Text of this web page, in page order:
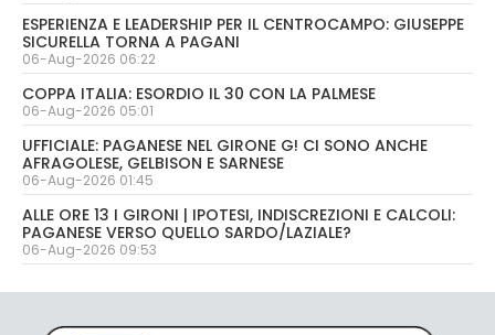
ESPERIENZA E LEADERSHIP PER IL CENTROCAMPO: GIUSEPPE
SICURELLA TORNA A PAGANI
06-Aug-2026 06:22
COPPA ITALIA: ESORDIO IL 30 CON LA PALMESE
06-Aug-2026 05:01
UFFICIALE: PAGANESE NEL GIRONE G! CI SONO ANCHE
AFRAGOLESE, GELBISON E SARNESE
06-Aug-2026 01:45
ALLE ORE 13 I GIRONI | IPOTESI, INDISCREZIONI E CALCOLI:
PAGANESE VERSO QUELLO SARDO/LAZIALE?
06-Aug-2026 09:53